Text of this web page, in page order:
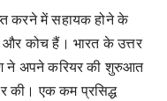
करने में सहायक होने के
और कोच हैं। भारत के उत्तर
ने अपने करियर की शुरुआत
की। एक कम प्रसिद्ध